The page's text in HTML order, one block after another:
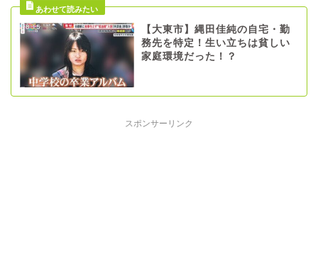
【大東市】縄田佳純の自宅・勤
務先を特定！生い立ちは貧しい
家庭環境だった！？
スポンサーリンク